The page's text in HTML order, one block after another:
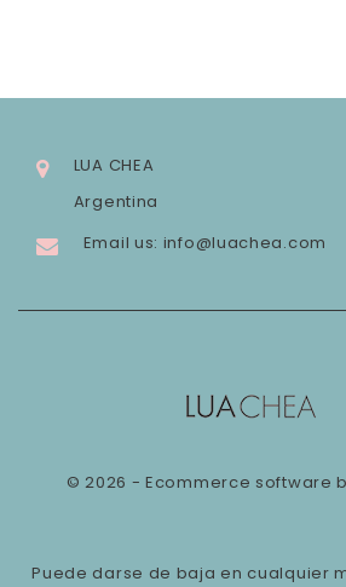
LUA CHEA
Argentina
Email us: info@luachea.com
© 2026 - Ecommerce software
Puede darse de baja en cualquier